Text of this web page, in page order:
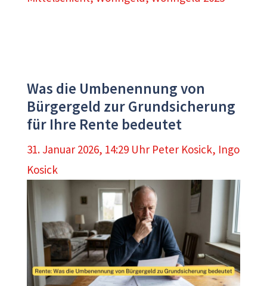
Was die Umbenennung von
Bürgergeld zur Grundsicherung
für Ihre Rente bedeutet
31. Januar 2026, 14:29 Uhr Peter Kosick, Ingo
Kosick